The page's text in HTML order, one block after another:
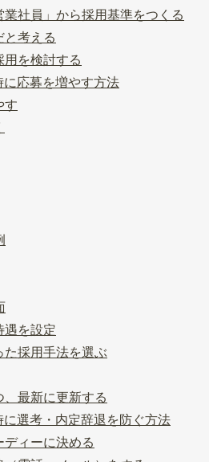
業社員」から採用基準をつくる
と考える
用を検討する
応募を増やす方法
す
遇を設定
採用手法を選ぶ
最新に更新する
選考・内定辞退を防ぐ方法
ィーに決める